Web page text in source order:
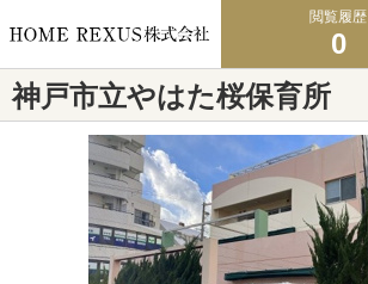
閲覧履歴
0
神戸市立やはた桜保育所